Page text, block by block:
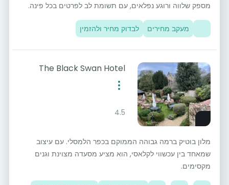
מספק שלווה ורוגע נפלאים, עם תשומת לב לפרטים בכל פינה.
מעקב מחירים לבדוק מחיר ולהזמין
The Black Swan Hotel
4.5
מלון בוטיק ברמה גבוהה הממוקם בכפר הלמסלי. עם עיצוב
שמאחד בין עכשווי לקלאסי, הוא מציע מסעדה מצוינת וגנים
מקסימים.